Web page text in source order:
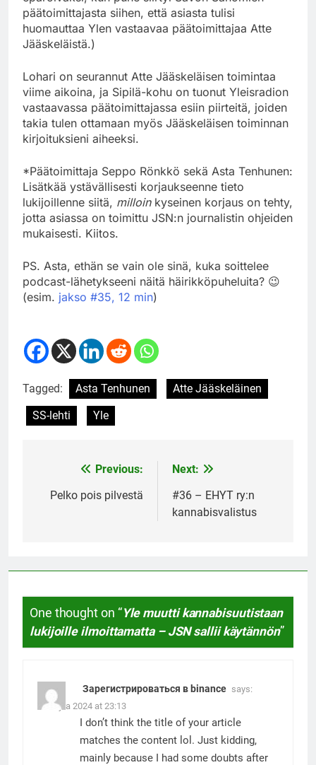
päätoimittajasta siihen, että asiasta tulisi
huomauttaa Ylen vastaavaa päätoimittajaa Atte
Jääskeläistä.)
Lohari on seurannut Atte Jääskeläisen toimintaa
viime aikoina, ja Sipilä-kohu on tuonut Yleisradion
vastaavassa päätoimittajassa esiin piirteitä, joiden
takia tulen ottamaan myös Jääskeläisen toiminnan
kirjoituksieni aiheeksi.
*Päätoimittaja Seppo Rönkkö sekä Asta Tenhunen:
Lisätkää ystävällisesti korjaukseenne tieto
lukijoillenne siitä, milloinkyseinen korjaus on tehty,
jotta asiassa on toimittu JSN:n journalistin ohjeiden
mukaisesti. Kiitos.
PS. Asta, ethän se vain ole sinä, kuka soittelee
podcast-lähetykseeni näitä häirikköpuheluita? 😉
(esim. jakso #35, 12 min)
Tagged: Asta Tenhunen
Atte Jääskeläinen
SS-lehti
Yle
navigation
Previous:
Pelko pois pilvestä
Next:
#36 – EHYT ry:n
kannabisvalistus
One thought on “Yle muutti kannabisuutistaan
lukijoille ilmoittamatta – JSN sallii käytännön”
Зарегистрироваться в binance says:
4. Julyta 2024 at 23:13
I don’t think the title of your article
matches the content lol. Just kidding,
mainly because I had some doubts after